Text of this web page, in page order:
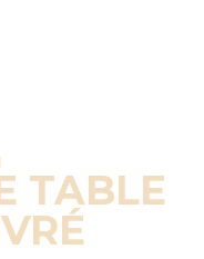
TABLE